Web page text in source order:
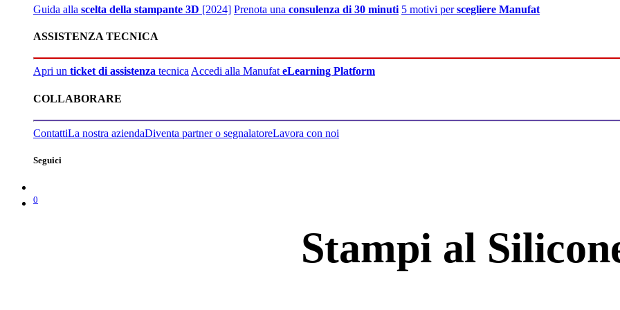
Guida alla scelta della stampante 3D [2024] Prenota una consulenza di 30 minuti 5 motivi perscegliere Manufat
ASSISTENZA TECNICA
Apri un ticket di assistenza tecnicaAccedi alla ManufateLearning Platform
COLLABORARE
ContattiLa nostra aziendaDiventa partner o segnalatoreLavora con noi
Seguici
0
Stampi al